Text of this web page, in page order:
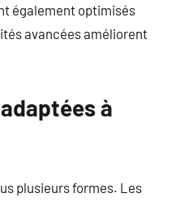
également optimisés
avancées améliorent
à
plusieurs formes. Les